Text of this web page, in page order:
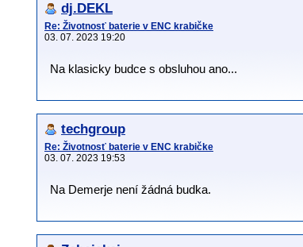
dj.DEKL
Re: Životnosť baterie v ENC krabičke
03. 07. 2023 19:20
Na klasicky budce s obsluhou ano...
techgroup
Re: Životnosť baterie v ENC krabičke
03. 07. 2023 19:53
Na Demerje není žádná budka.